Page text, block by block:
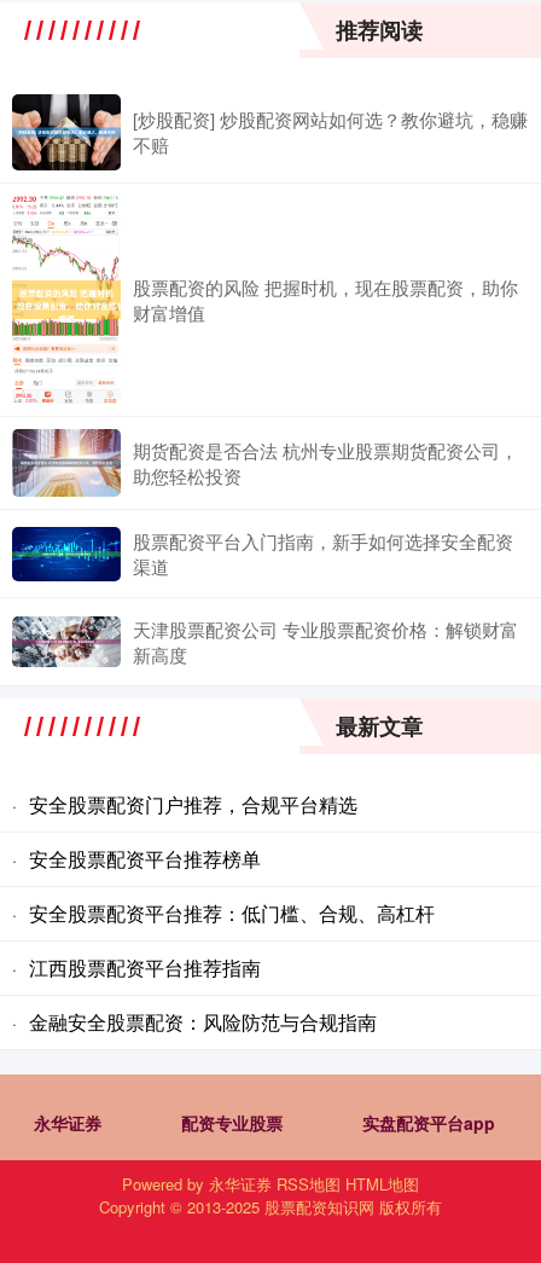
推荐阅读
[炒股配资] 炒股配资网站如何选？教你避坑，稳赚
不赔
股票配资的风险 把握时机，现在股票配资，助你
财富增值
期货配资是否合法 杭州专业股票期货配资公司，
助您轻松投资
股票配资平台入门指南，新手如何选择安全配资
渠道
天津股票配资公司 专业股票配资价格：解锁财富
新高度
最新文章
· 安全股票配资门户推荐，合规平台精选
· 安全股票配资平台推荐榜单
· 安全股票配资平台推荐：低门槛、合规、高杠杆
· 江西股票配资平台推荐指南
· 金融安全股票配资：风险防范与合规指南
永华证券 配资专业股票 实盘配资平台app
Powered by 永华证券 RSS地图 HTML地图
Copyright © 2013-2025 股票配资知识网 版权所有